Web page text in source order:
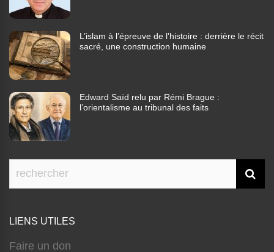
L’islam à l’épreuve de l’histoire : derrière le récit
sacré, une construction humaine
Edward Saïd relu par Rémi Brague :
l’orientalisme au tribunal des faits
LIENS UTILES
Faire un don